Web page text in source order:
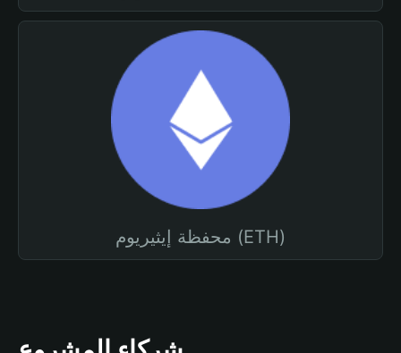
محفظة إيثيريوم (ETH)